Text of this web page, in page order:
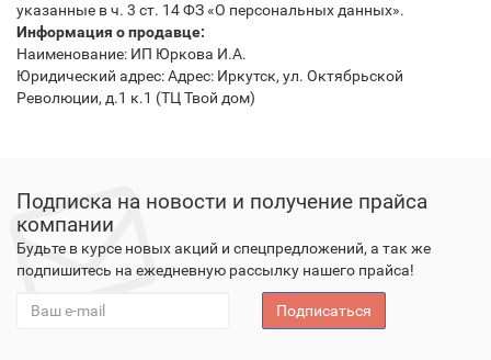
указанные в ч. 3 ст. 14 ФЗ «О персональных данных».
Информация о продавце:
Наименование: ИП Юркова И.А.
Юридический адрес: Адрес: Иркутск, ул. Октябрьской
Революции, д.1 к.1 (ТЦ Твой дом)
Подписка на новости и получение прайса
компании
Будьте в курсе новых акций и спецпредложений, а так же
подпишитесь на ежедневную рассылку нашего прайса!
Подписаться